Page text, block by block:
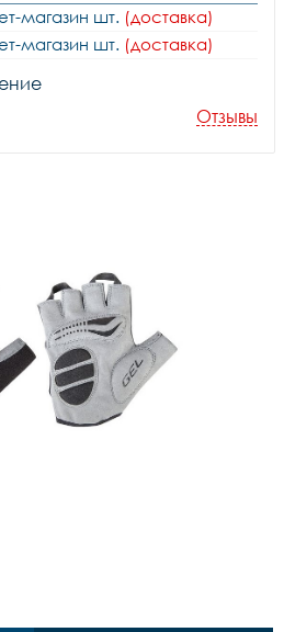
магазин шт. (доставка)
магазин шт. (доставка)
Отзывы